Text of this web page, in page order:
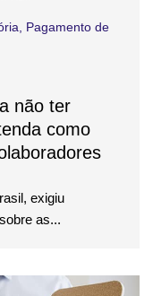
, Pagamento de
não ter
como
exigiu
as...